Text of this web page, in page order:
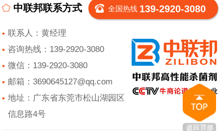
中联邦联系方式 全国热线 139-2920-3080
联系人：黄经理
咨询热线：139-2920-3080
微信：139-2920-3080
邮箱：3690645127@qq.com
地址：广东省东莞市松山湖园区
信息路4号